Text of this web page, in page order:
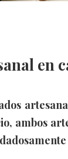
en
ambos